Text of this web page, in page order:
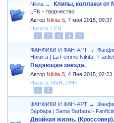
Nikita → Клипы, коллажи от
LFN - творчество
Автор Nikita S,7 мая 2015, 09:37
Никита LFN
1 2 3 4 5
ФАНФИКИ И ФАН-АРТ →
Никита | La Femme Nikita -
Падающая звезда.
Автор Nikita S,4 Янв 2015, 02:23
Никита МиН ЛФН
1 2
ФАНФИКИ И ФАН-АРТ →
Барбара | Santa Barbara -
Двойная жизнь. (Кроссовер).